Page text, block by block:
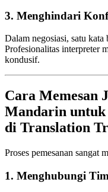
3. Menghindari
Dalam negosiasi, satu kata
Profesionalitas interpreter
kondusif.
Cara Memesan
Mandarin untuk
di Translation
Proses pemesanan sangat
1. Menghubungi